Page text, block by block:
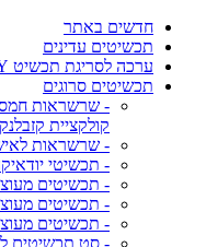
חדשים באתר
תכשיטים עדינים
ערכה לסריגת תכשיט DIY
תכשיטים סרוגים
- שרשראות
קולקציית
- שרשראות
- תכשיטי
- תכשיטים
- תכשיטים
- תכשיטים
- סט תכשיטים